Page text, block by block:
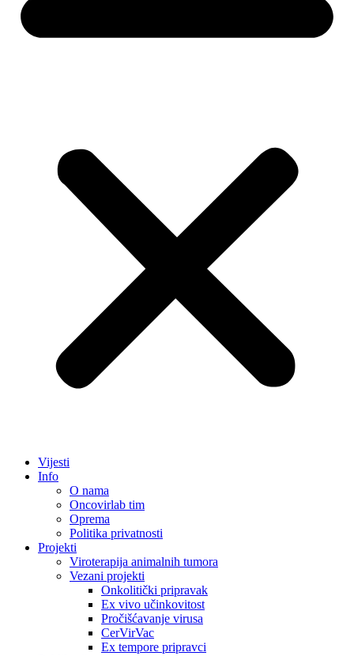
Vijesti
Info
O nama
Oncovirlab tim
Oprema
Politika privatnosti
Projekti
Viroterapija animalnih tumora
Vezani projekti
Onkolitički pripravak
Ex vivo učinkovitost
Pročišćavanje virusa
CerVirVac
Ex tempore pripravci